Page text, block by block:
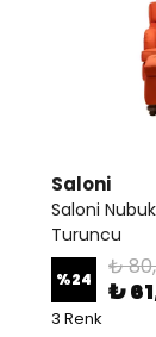
Saloni
Saloni
Turuncu
%24 ₺
₺
3 Renk